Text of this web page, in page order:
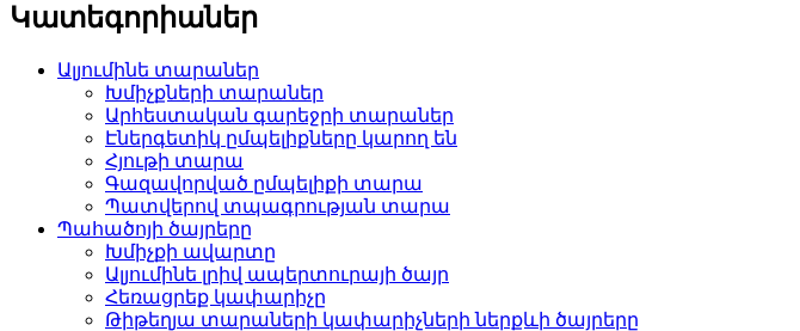
Կատեգորիաներ
Ալյումինե տարաներ
Խմիչքների տարաներ
Արհեստական ​​գարեջրի տարաներ
Էներգետիկ ըմպելիքները կարող են
Հյութի տարա
Գազավորված ըմպելիքի տարա
Պատվերով տպագրության տարա
Պահածոյի ծայրերը
Խմիչքի ավարտը
Ալյումինե լրիվ ապերտուրայի ծայր
Հեռացրեք կափարիչը
Թիթեղյա տարաների կափարիչների ներքևի ծայրերը